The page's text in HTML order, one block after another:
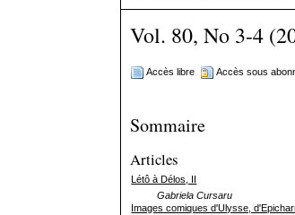
Vol. 80, No 3-4
Accès libre Accès sous
Sommaire
Articles
Létô à Délos, II
Gabriela Cursaru
Images comiques d'Ulysse,